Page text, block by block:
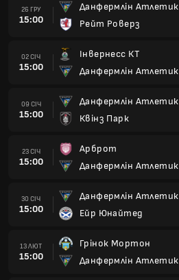
26 ГРУ
15:00
Данфермлін Атлетик
Рейт Роверз
02 СІЧ
15:00
Інвернесс КТ
Данфермлін Атлетик
09 СІЧ
15:00
Данфермлін Атлетик
Квінз Парк
23 СІЧ
15:00
Арброт
Данфермлін Атлетик
30 СІЧ
15:00
Данфермлін Атлетик
Ейр Юнайтед
13 ЛЮТ
15:00
Грінок Мортон
Данфермлін Атлетик